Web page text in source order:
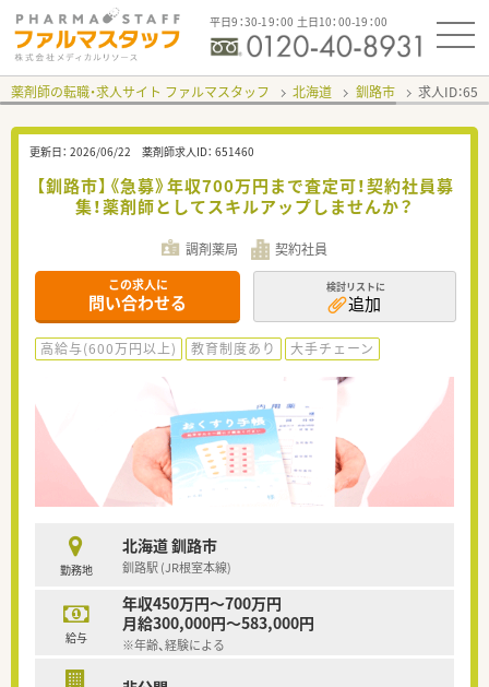
平日9：30-19：00 土日10：00-19：00
薬剤師の転職・求人サイト ファルマスタッフ 北海道 釧路市 求人ID：
更新日： 2026/06/22 薬剤師求人ID： 651460
【釧路市】《急募》年収700万円まで査定可！契約社員募
集！薬剤師としてスキルアップしませんか？
調剤薬局 契約社員
この求人に
問い合わせる
検討リストに
追加
高給与(600万円以上) 教育制度あり 大手チェーン
勤務地
北海道 釧路市
釧路駅 (JR根室本線)
給与
年収450万円～700万円
月給300,000円～583,000円
※年齢、経験による